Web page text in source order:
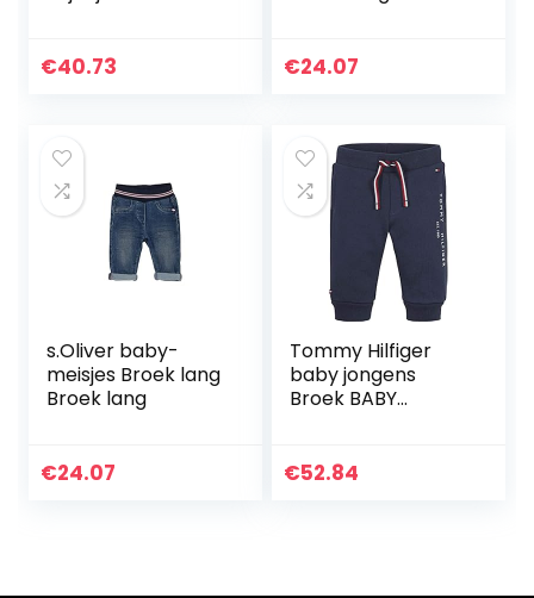
€40.73 €24.07
s.Oliver baby-
meisjes Broek lang
Broek lang
€24.07
Tommy Hilfiger
baby jongens
Broek BABY
€52.84